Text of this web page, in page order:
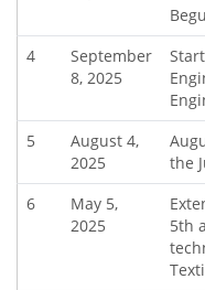
4
September
8, 2025
5
August 4,
2025
the
6
May 5,
2025
5th